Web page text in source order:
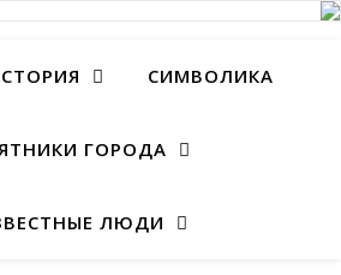
СИМВОЛИКА
ГОРОДА
ЛЮДИ